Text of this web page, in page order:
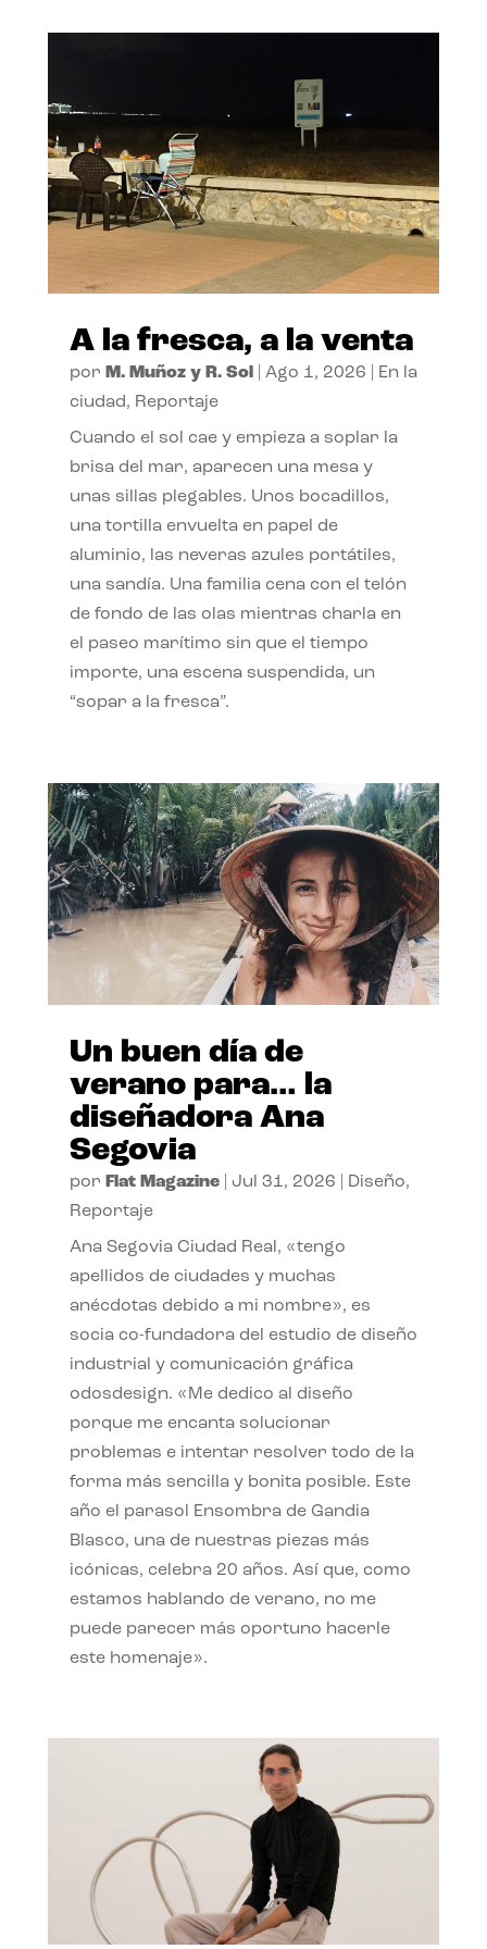
A la fresca, a la venta
por M. Muñoz y R. Sol| Ago 1, 2026
En la
ciudad, Reportaje
Cuando el sol cae y empieza a soplar la
brisa del mar, aparecen una mesa y
unas sillas plegables. Unos bocadillos,
una tortilla envuelta en papel de
aluminio, las neveras azules portátiles,
una sandía. Una familia cena con el telón
de fondo de las olas mientras charla en
el paseo marítimo sin que el tiempo
importe, una escena suspendida, un
“sopar a la fresca”.
Un buen día de
verano para… la
diseñadora Ana
Segovia
por Flat Magazine| Jul 31, 2026 Diseño,
Reportaje
Ana Segovia Ciudad Real, «tengo
apellidos de ciudades y muchas
anécdotas debido a mi nombre», es
socia co-fundadora del estudio de diseño
industrial y comunicación gráfica
odosdesign. «Me dedico al diseño
porque me encanta solucionar
problemas e intentar resolver todo de la
forma más sencilla y bonita posible. Este
año el parasol Ensombra de Gandia
Blasco, una de nuestras piezas más
icónicas, celebra 20 años. Así que, como
estamos hablando de verano, no me
puede parecer más oportuno hacerle
este homenaje».